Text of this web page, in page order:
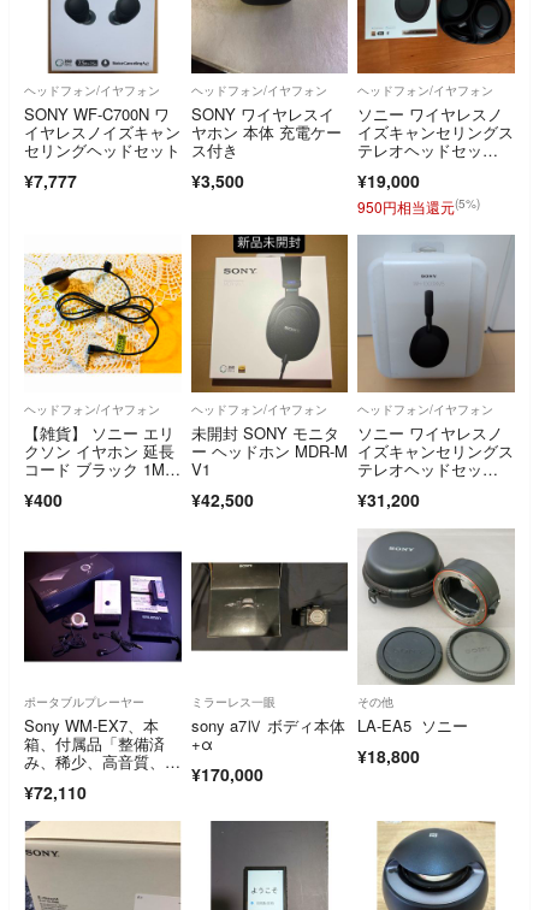
ヘッドフォン/イヤフォン
SONY WF-C700N ワ
イヤレスノイズキャン
セリングヘッドセット
¥7,777
ヘッドフォン/イヤフォン
SONY ワイヤレスイ
ヤホン 本体 充電ケー
ス付き
¥3,500
ヘッドフォン/イヤフォン
ソニー ワイヤレスノ
イズキャンセリングス
テレオヘッドセッ
ック(1個)
¥19,000
950円相当還元(5%)
ヘッドフォン/イヤフォン
【雑貨】 ソニー エリ
クソン イヤホン 延長
コード ブラック 1M S
¥400
ヘッドフォン/イヤフォン
未開封 SONY モニタ
ー ヘッドホン MDR-M
V1
¥42,500
ヘッドフォン/イヤフォン
ソニー ワイヤレスノ
イズキャンセリングス
テレオヘッドセッ
¥31,200
ポータブルプレーヤー
Sony WM-EX7、本
箱、付属品「整備済
み、稀少、高音質、完
¥72,110
ミラーレス一眼
sony a7Ⅳ ボディ本体
+α
¥170,000
その他
LA-EA5 ソニー
¥18,800